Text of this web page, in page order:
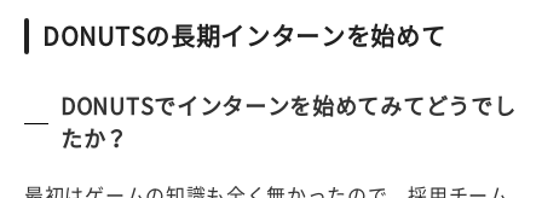
DONUTSの長期インターンを始めて
DONUTSでインターンを始めてみてどうでし
たか？